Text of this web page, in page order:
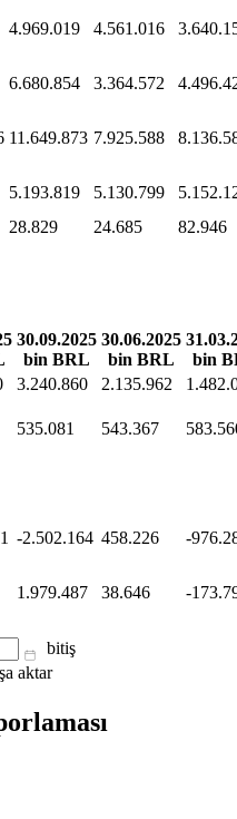
4.969.019 4.561.016
6.680.854 3.364.572
11.649.873 7.925.588
5.193.819 5.130.799
28.829 24.685
82.946
30.09.2025
bin BRL
30.06.2025
bin BRL
bin
3.240.860 2.135.962
535.081 543.367
-2.502.164 458.226 -
1.979.487 38.646
-
bitiş
aktar